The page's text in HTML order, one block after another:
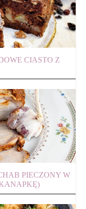
CIASTO Z
PIECZONY W